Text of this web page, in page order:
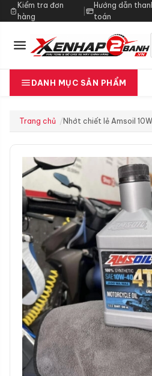
Kiểm tra đơn
hàng
|
Hướng dẫn
toán
DANH MỤC SẢN PHẨM
Trang chủ Nhớt chiết lẻ Amsoil